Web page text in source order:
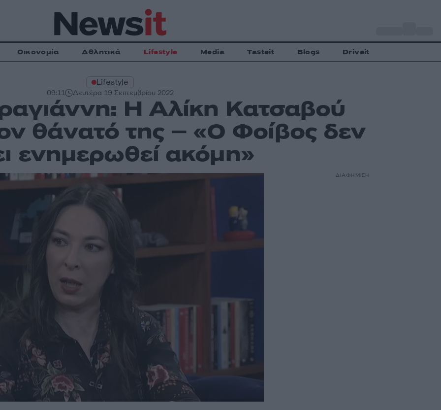
Οικονομία Αθλητικά Lifestyle Media Tasteit Blogs Driveit
Lifestyle
09:11 Δευτέρα 19 Σεπτεμβρίου 2022
Η Αλίκη Κατσαβού
θάνατό της – «Ο Φοίβος δεν
ενημερωθεί ακόμη»
ΔΙΑΦΗΜΙΣΗ